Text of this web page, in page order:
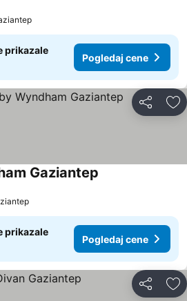
prikazale
Pogledaj cene
Deli
Gaziantep
prikazale
Pogledaj cene
Deli